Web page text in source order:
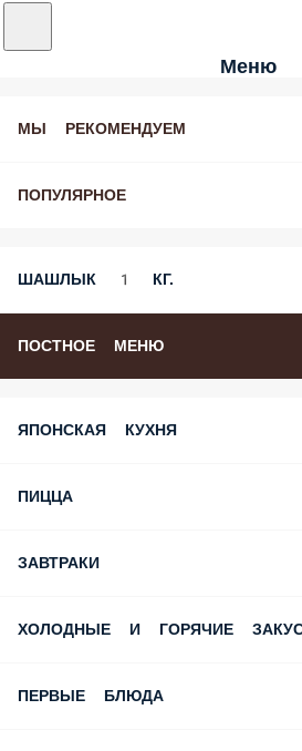
Меню
МЫ РЕКОМЕНДУЕМ
ПОПУЛЯРНОЕ
ШАШЛЫК 1 КГ.
ПОСТНОЕ МЕНЮ
ЯПОНСКАЯ КУХНЯ
ПИЦЦА
ЗАВТРАКИ
ХОЛОДНЫЕ И ГОРЯЧИЕ ЗАКУСКИ
ПЕРВЫЕ БЛЮДА